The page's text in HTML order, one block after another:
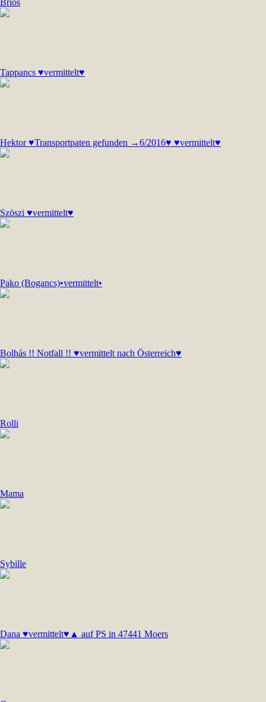
Brios
Tappancs ♥vermittelt♥
Hektor ♥Transportpaten gefunden →6/2016♥ ♥vermittelt♥
Szöszi ♥vermittelt♥
Pako (Bogancs)•vermittelt•
Bolhás !! Notfall !! ♥vermittelt nach Österreich♥
Rolli
Mama
Sybille
Dana ♥vermittelt♥▲ auf PS in 47441 Moers